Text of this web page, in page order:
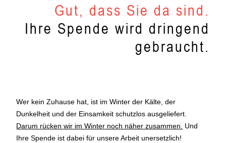
Gut, dass Sie da sind.
Ihre Spende wird dringend
gebraucht.
Wer kein Zuhause hat, ist im Winter der Kälte, der
Dunkelheit und der Einsamkeit schutzlos ausgeliefert.
Darum rücken wir im Winter noch näher zusammen. Und
Ihre Spende ist dabei für unsere Arbeit unersetzlich!